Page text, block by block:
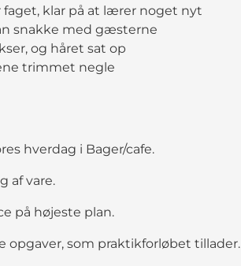
faget, klar på at lærer noget nyt
snakke med gæsterne
og håret sat op
trimmet negle
hverdag i Bager/cafe.
af vare.
på højeste plan.
opgaver, som praktikforløbet tillader.